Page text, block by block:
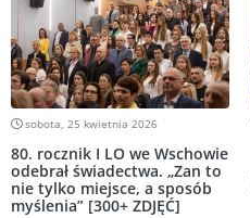
sobota, 25 kwietnia 2026
80. rocznik I LO we Wschowie
odebrał świadectwa. „Zan to
nie tylko miejsce, a sposób
myślenia” [300+ ZDJĘĆ]